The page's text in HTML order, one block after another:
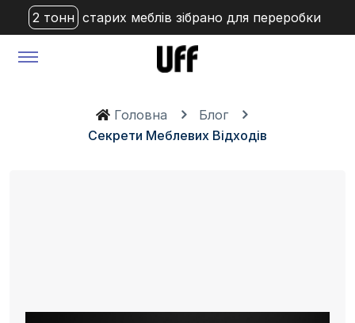
2 тонн старих меблів зібрано для переробки
Головна
Блог
Секрети Меблевих Відходів